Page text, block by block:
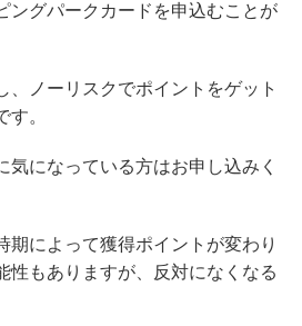
ングパークカードを申込むことが
、ノーリスクでポイントをゲット
。
気になっている方はお申し込みく
期によって獲得ポイントが変わり
性もありますが、反対になくなる